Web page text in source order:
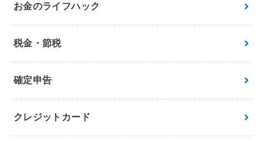
お金のライフハック
税金・節税
確定申告
クレジットカード